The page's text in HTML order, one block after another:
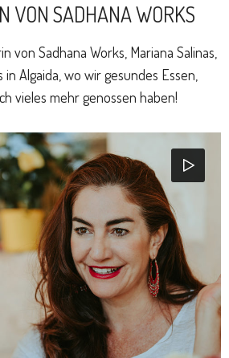
VON SADHANA WORKS
von Sadhana Works, Mariana Salinas,
Algaida, wo wir gesundes Essen,
vieles mehr genossen haben!